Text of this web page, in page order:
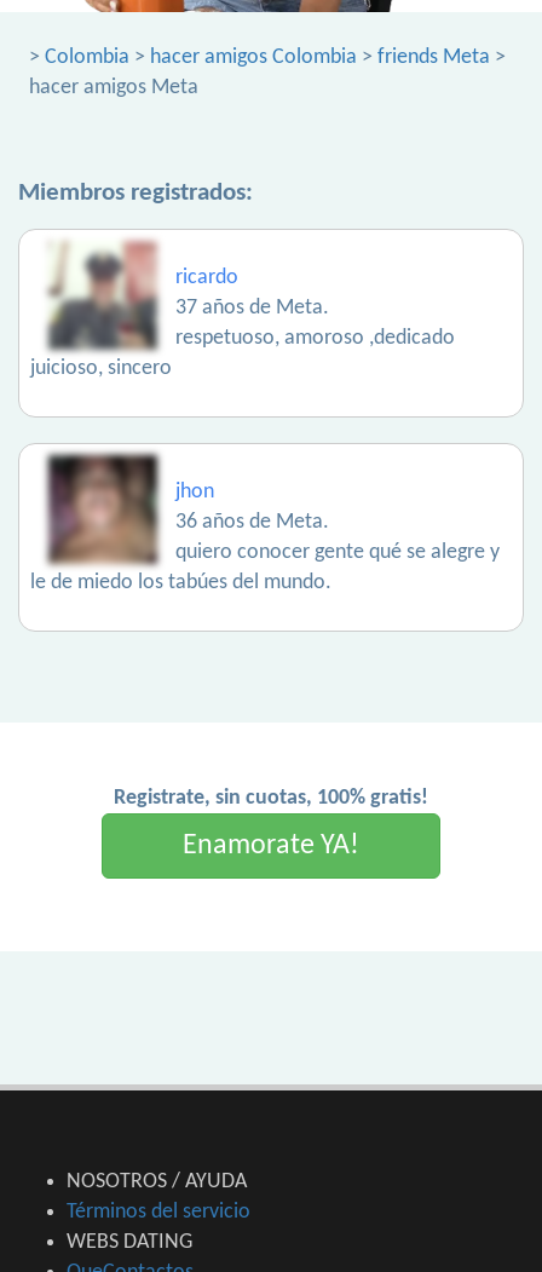
> Colombia > hacer amigos Colombia > friends Meta >
hacer amigos Meta
Miembros registrados:
ricardo
37 años de Meta.
respetuoso, amoroso ,dedicado
juicioso, sincero
jhon
36 años de Meta.
quiero conocer gente qué se alegre y
le de miedo los tabúes del mundo.
Registrate, sin cuotas, 100% gratis!
Enamorate YA!
NOSOTROS / AYUDA
Términos del servicio
WEBS DATING